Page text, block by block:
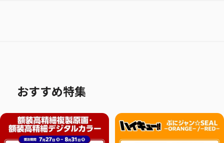
おすすめ特集